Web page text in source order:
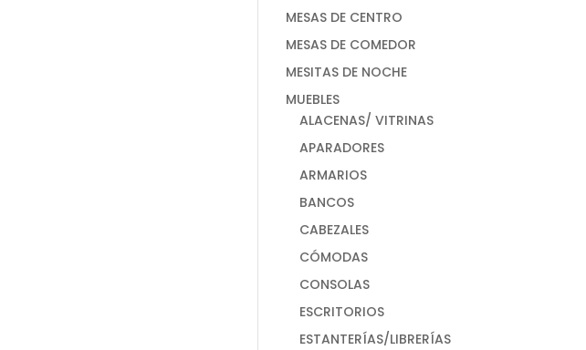
MESAS DE CENTRO
MESAS DE COMEDOR
MESITAS DE NOCHE
MUEBLES
ALACENAS/ VITRINAS
APARADORES
ARMARIOS
BANCOS
CABEZALES
CÓMODAS
CONSOLAS
ESCRITORIOS
ESTANTERÍAS/LIBRERÍAS